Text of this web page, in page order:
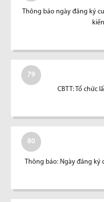
Thông báo ngày đăng ký
79
CBTT: Tổ chức
80
Thông báo: Ngày đăng ký